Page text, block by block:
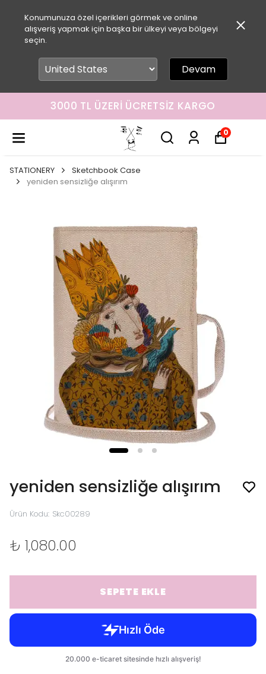
Konumunuza özel içerikleri görmek ve online
alışveriş yapmak için başka bir ülkeyi veya bölgeyi
seçin.
Devam
3000 TL ÜZERI ÜCRETSIZ KARGO
0
STATIONERY
Sketchbook Case
yeniden sensizliğe alışırım
yeniden sensizliğe alışırım
Ürün Kodu: Skc00289
₺ 1,080.00
SEPETE EKLE